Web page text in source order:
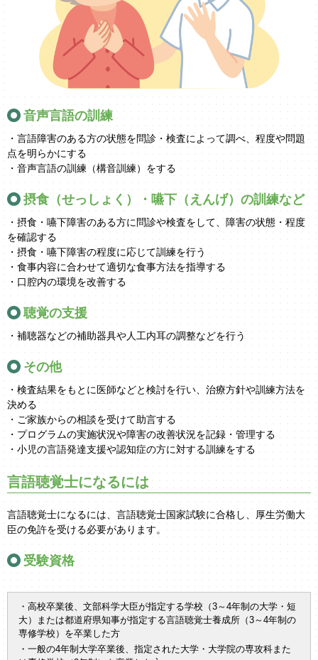
音声言語の訓練
・言語障害のある方の状態を問診・検査によって調べ、程度や問題
点を明らかにする
・音声言語の訓練（構音訓練）をする
摂食（せっしょく）・嚥下（えんげ）の訓練など
・摂食・嚥下障害のある方に問診や検査をして、障害の状態・程度
を確認する
・摂食・嚥下障害の程度に応じて訓練を行う
・食事内容に合わせて適切な食事方法を指導する
・口腔内の環境を改善する
聴覚の支援
・補聴器などの補助器具や人工内耳の調整などを行う
その他
・検査結果をもとに医師などと検討を行い、治療方針や訓練方法を
決める
・ご家族からの相談を受けて助言する
・プログラムの実施状況や障害の改善状況を記録・管理する
・小児の言語発達支援や認知症の方に対する訓練をする
言語聴覚士になるには
言語聴覚士になるには、言語聴覚士国家試験に合格し、厚生労働大
臣の免許を受ける必要があります。
受験資格
・高校卒業後、文部科学大臣が指定する学校（3～4年制の大学・短
大）または都道府県知事が指定する言語聴覚士養成所（3～4年制の
専修学校）を卒業した方
・一般の4年制大学卒業後、指定された大学・大学院の専攻科また